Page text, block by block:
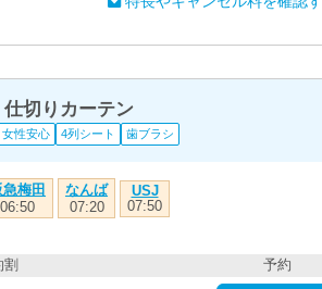
切りカーテン
女性安心 4列シート 歯ブラシ
急梅田
06:50
なんば
07:20
USJ
07:50
割 予約